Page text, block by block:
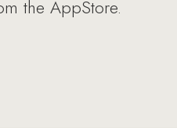
the AppStore.